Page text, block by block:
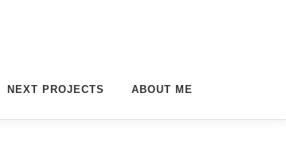
NEXT PROJECTS ABOUT ME